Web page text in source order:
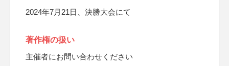
2024年7月21日、決勝大会にて
著作権の扱い
主催者にお問い合わせください